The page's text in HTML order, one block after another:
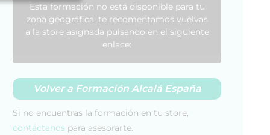
Esta formación no está disponible para tu
zona geográfica, te recomentamos vuelvas
a la store asignada pulsando en el siguiente
enlace:
Volver a Formación Alcalá España
Si no encuentras la formación en tu store,
contáctanos para asesorarte.